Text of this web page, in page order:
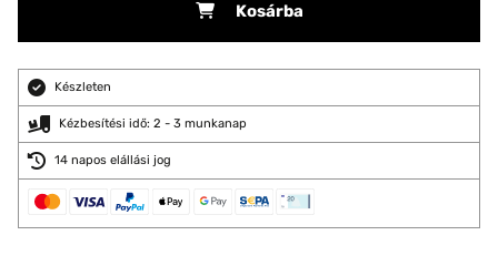
Kosárba
Készleten
Kézbesítési idő: 2 - 3 munkanap
14 napos elállási jog